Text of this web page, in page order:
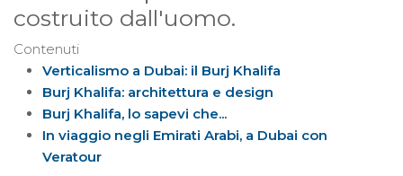
costruito dall'uomo.
Contenuti
Verticalismo a Dubai: il Burj Khalifa
Burj Khalifa: architettura e design
Burj Khalifa, lo sapevi che...
In viaggio negli Emirati Arabi, a Dubai con
Veratour